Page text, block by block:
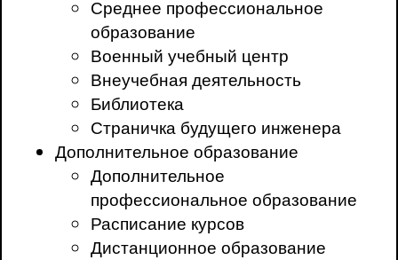
Среднее профессиональное
образование
Военный учебный центр
Внеучебная деятельность
Библиотека
Страничка будущего инженера
Дополнительное образование
Дополнительное
профессиональное образование
Расписание курсов
Дистанционное образование